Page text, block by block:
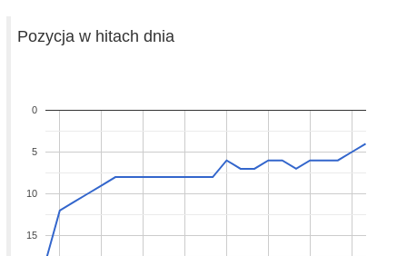
Pozycja w hitach dnia
0
5
10
15